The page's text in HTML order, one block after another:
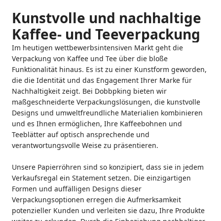
Kunstvolle und nachhaltige
Kaffee- und Teeverpackung
Im heutigen wettbewerbsintensiven Markt geht die
Verpackung von Kaffee und Tee über die bloße
Funktionalität hinaus. Es ist zu einer Kunstform geworden,
die die Identität und das Engagement Ihrer Marke für
Nachhaltigkeit zeigt. Bei Dobbpking bieten wir
maßgeschneiderte Verpackungslösungen, die kunstvolle
Designs und umweltfreundliche Materialien kombinieren
und es Ihnen ermöglichen, Ihre Kaffeebohnen und
Teeblätter auf optisch ansprechende und
verantwortungsvolle Weise zu präsentieren.
Unsere Papierröhren sind so konzipiert, dass sie in jedem
Verkaufsregal ein Statement setzen. Die einzigartigen
Formen und auffälligen Designs dieser
Verpackungsoptionen erregen die Aufmerksamkeit
potenzieller Kunden und verleiten sie dazu, Ihre Produkte